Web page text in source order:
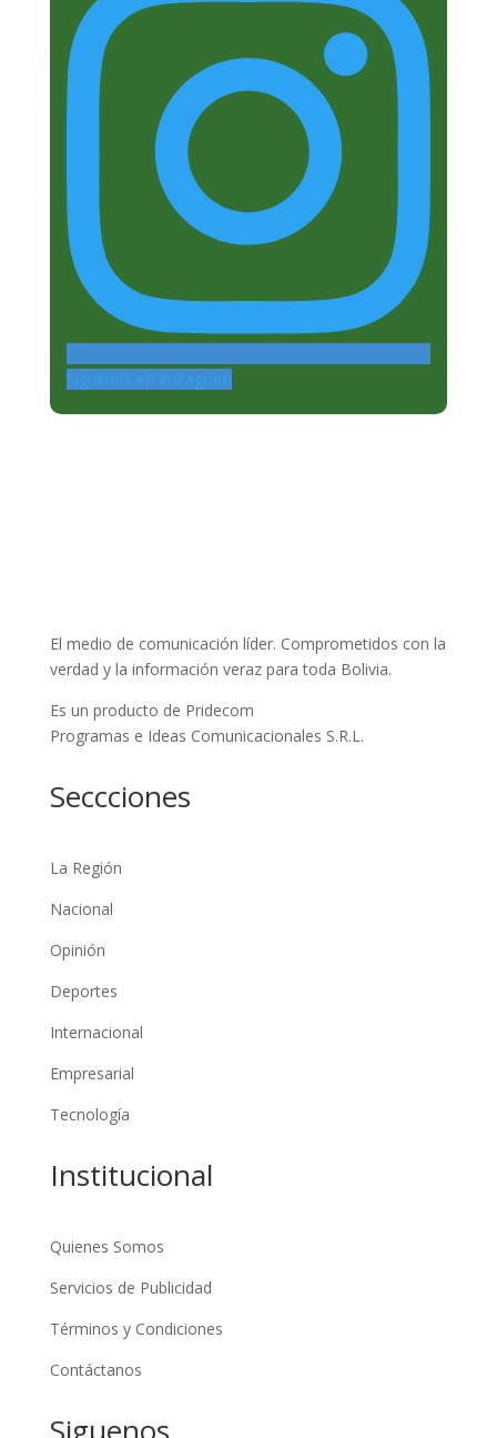
Siguenos en Instagram
El medio de comunicación líder. Comprometidos con la
verdad y la información veraz para toda Bolivia.
Es un producto de Pridecom
Programas e Ideas Comunicacionales S.R.L.
Seccciones
La Región
Nacional
Opinión
Deportes
Internacional
Empresarial
Tecnología
Institucional
Quienes Somos
Servicios de Publicidad
Términos y Condiciones
Contáctanos